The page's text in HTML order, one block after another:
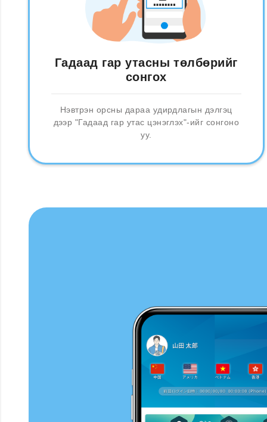
Гадаад гар утасны төлбөрийг
сонгох
Нэвтрэн орсны дараа удирдлагын дэлгэц
дээр "Гадаад гар утас цэнэглэх"-ийг сонгоно
уу.